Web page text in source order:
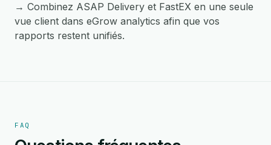
→ Combinez ASAP Delivery et FastEX en une seule
vue client dans eGrow analytics afin que vos
rapports restent unifiés.
FAQ